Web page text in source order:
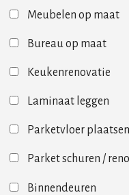
Meubelen op maat
Bureau op maat
Keukenrenovatie
Laminaat leggen
Parketvloer plaatsen
Parket schuren /
Binnendeuren